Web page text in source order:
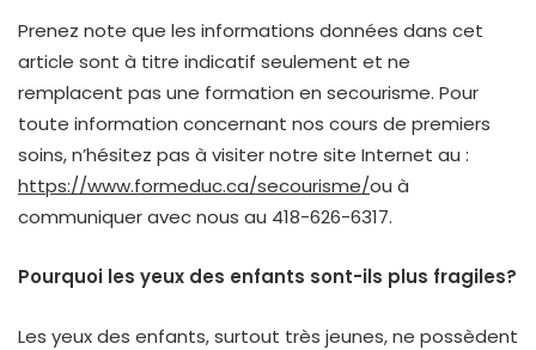
Prenez note que les informations données dans cet
article sont à titre indicatif seulement et ne
remplacent pas une formation en secourisme. Pour
toute information concernant nos cours de premiers
soins, n’hésitez pas à visiter notre site Internet au :
https://www.formeduc.ca/secourisme/ou à
communiquer avec nous au 418-626-6317.
Pourquoi les yeux des enfants sont-ils plus fragiles?
Les yeux des enfants, surtout très jeunes, ne possèdent